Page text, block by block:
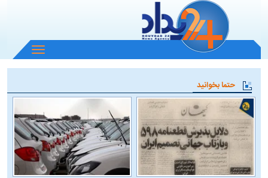
باز
و
منو
حتما بخوانید